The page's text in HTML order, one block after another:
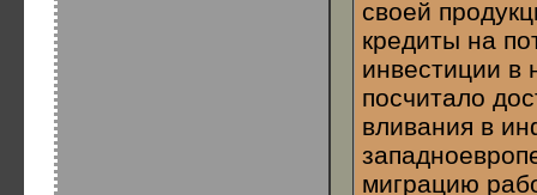
своей
кредиты на
инвестиции в
посчитало
вливания в
миграцию